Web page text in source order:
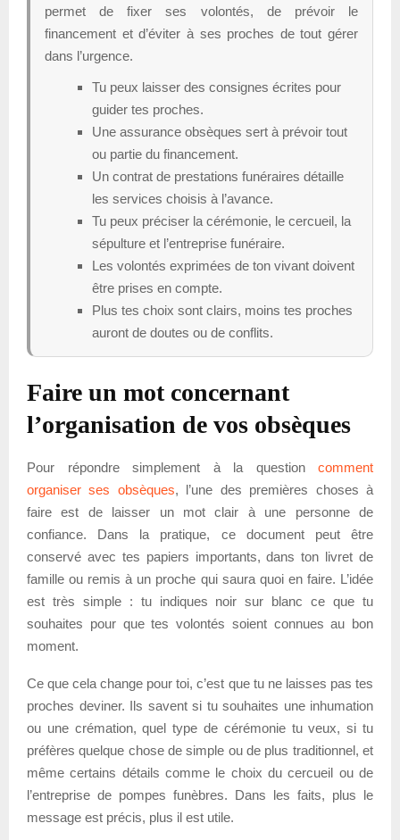
permet de fixer ses volontés, de prévoir le
financement et d’éviter à ses proches de tout gérer
dans l’urgence.
Tu peux laisser des consignes écrites pour
guider tes proches.
Une assurance obsèques sert à prévoir tout
ou partie du financement.
Un contrat de prestations funéraires détaille
les services choisis à l’avance.
Tu peux préciser la cérémonie, le cercueil, la
sépulture et l’entreprise funéraire.
Les volontés exprimées de ton vivant doivent
être prises en compte.
Plus tes choix sont clairs, moins tes proches
auront de doutes ou de conflits.
Faire un mot concernant
l’organisation de vos obsèques
Pour répondre simplement à la question comment
organiser ses obsèques, l’une des premières choses à
faire est de laisser un mot clair à une personne de
confiance. Dans la pratique, ce document peut être
conservé avec tes papiers importants, dans ton livret de
famille ou remis à un proche qui saura quoi en faire. L’idée
est très simple : tu indiques noir sur blanc ce que tu
souhaites pour que tes volontés soient connues au bon
moment.
Ce que cela change pour toi, c’est que tu ne laisses pas tes
proches deviner. Ils savent si tu souhaites une inhumation
ou une crémation, quel type de cérémonie tu veux, si tu
préfères quelque chose de simple ou de plus traditionnel, et
même certains détails comme le choix du cercueil ou de
l’entreprise de pompes funèbres. Dans les faits, plus le
message est précis, plus il est utile.